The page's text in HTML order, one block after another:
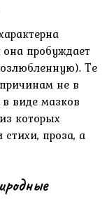
пробуждает
Те
не в
виде мазков
которых
проза, а